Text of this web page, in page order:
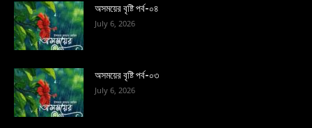
অসময়ের বৃষ্টি পর্ব-০৪
July 6, 2026
অসময়ের বৃষ্টি পর্ব-০৩
July 6, 2026